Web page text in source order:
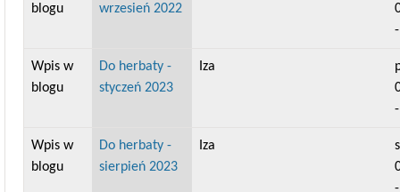
blogu
wrzesień 2022
Wpis w
blogu
Do herbaty -
styczeń 2023
Iza
Wpis w
blogu
Do herbaty -
sierpień 2023
Iza